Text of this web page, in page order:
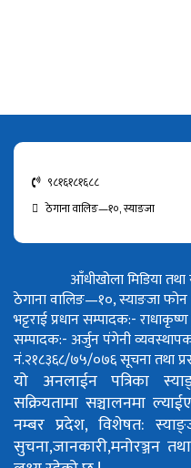
९८१६१८१६८८
ठेगाना वालिङ—१०, स्याङजा
आँधीखोला मिडिया
ठेगाना वालिङ—१०, स्याङजा फोन
भट्टराईप्रधान सम्पादक:- राधाकृष्ण
सम्पादक:- अर्जुन पंगेनी
नं.२१८३६८/७५/०७६सूचना तथा
यो अनलाईन पत्रिका
सक्रियतामा सञ्चालनमा
नम्बर प्रदेश, विशेषत:
सुचना,जानकारी,मनोरञ्जन